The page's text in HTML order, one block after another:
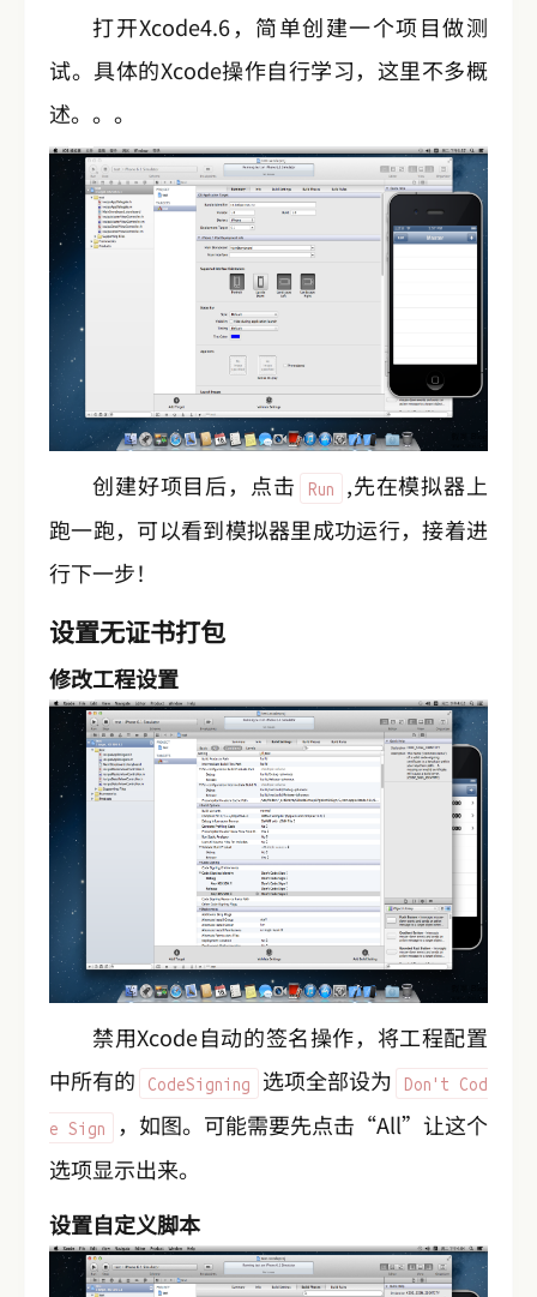
打开Xcode4.6，简单创建一个项目做测
试。具体的Xcode操作自行学习，这里不多概
述。。。
创建好项目后，点击 Run ,先在模拟器上
跑一跑，可以看到模拟器里成功运行，接着进
行下一步！
设置无证书打包
修改工程设置
禁用Xcode自动的签名操作，将工程配置
中所有的 CodeSigning 选项全部设为 Don't Cod
e Sign
，如图。可能需要先点击“All”让这个
选项显示出来。
设置自定义脚本